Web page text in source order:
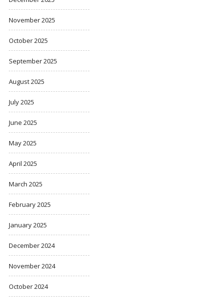
November 2025
October 2025
September 2025
August 2025
July 2025
June 2025
May 2025
April 2025
March 2025
February 2025
January 2025
December 2024
November 2024
October 2024